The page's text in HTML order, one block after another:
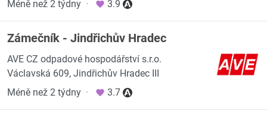
Méně než 2 týdny · 3.9
Zámečník - Jindřichův Hradec
AVE CZ odpadové hospodářství s.r.o.
Václavská 609, Jindřichův Hradec III
Méně než 2 týdny · 3.7